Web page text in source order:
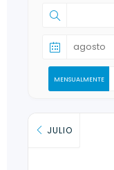
MENSUALMENTE
JULIO